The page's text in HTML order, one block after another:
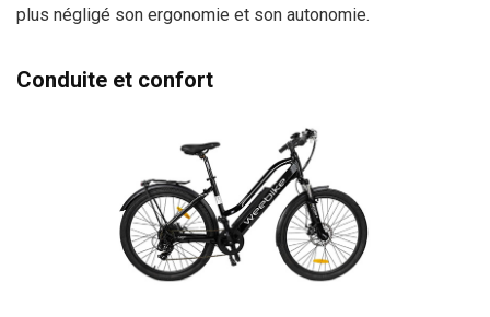
plus négligé son ergonomie et son autonomie.
Conduite et confort